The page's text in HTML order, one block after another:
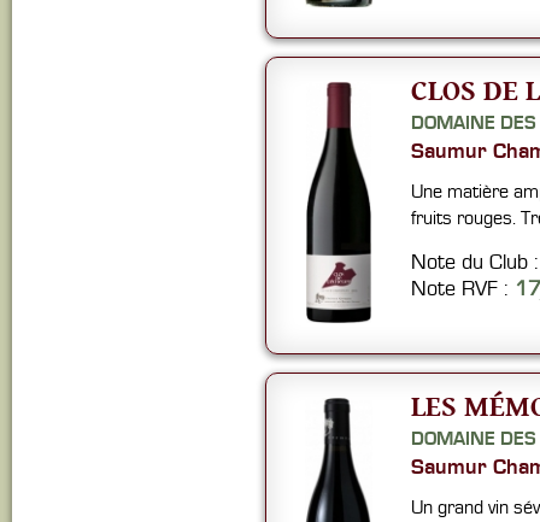
CLOS DE
DOMAINE
Saumur
Une matière
fruits rouges.
Note du Club
Note RVF :
LES
DOMAINE
Saumur
Un grand vin